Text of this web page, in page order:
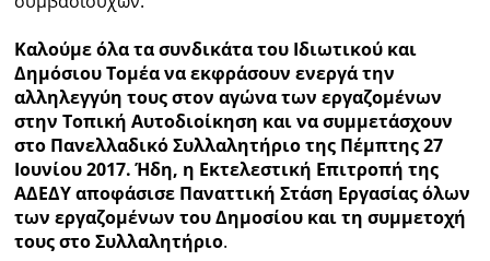
Καλούμε όλα τα συνδικάτα του Ιδιωτικού και
Δημόσιου Τομέα να εκφράσουν ενεργά την
αλληλεγγύη τους στον αγώνα των εργαζομένων
στην Τοπική Αυτοδιοίκηση και να συμμετάσχουν
στο Πανελλαδικό Συλλαλητήριο της Πέμπτης 27
Ιουνίου 2017. Ήδη, η Εκτελεστική Επιτροπή της
ΑΔΕΔΥ αποφάσισε Παναττική Στάση Εργασίας όλων
των εργαζομένων του Δημοσίου και τη συμμετοχή
τους στο Συλλαλητήριο.